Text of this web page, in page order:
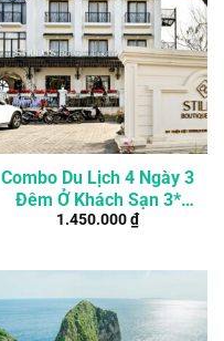
Combo Du Lịch 4 Ngày 3
Đêm Ở Khách Sạn 3*
Giữa Trung Tâm Đà Lạt
1.450.000₫